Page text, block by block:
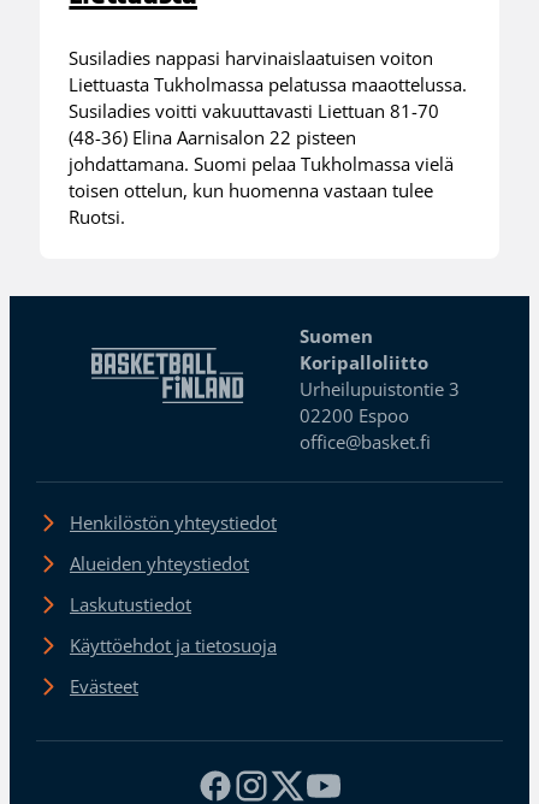
Susiladies nappasi harvinaislaatuisen voiton
Liettuasta Tukholmassa pelatussa maaottelussa.
Susiladies voitti vakuuttavasti Liettuan 81-70
(48-36) Elina Aarnisalon 22 pisteen
johdattamana. Suomi pelaa Tukholmassa vielä
toisen ottelun, kun huomenna vastaan tulee
Ruotsi.
Suomen
Koripalloliitto
Urheilupuistontie 3
02200 Espoo
office@basket.fi
Henkilöstön yhteystiedot
Alueiden yhteystiedot
Laskutustiedot
Käyttöehdot ja tietosuoja
Evästeet